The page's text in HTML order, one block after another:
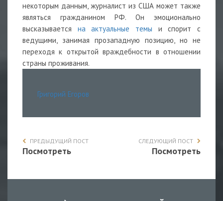
некоторым данным, журналист из США может также
являться гражданином РФ. Он эмоционально
высказывается
на актуальные темы
и спорит с
ведущими, занимая прозападную позицию, но не
переходя к открытой враждебности в отношении
страны проживания.
Григорий Егоров
ПРЕДЫДУЩИЙ ПОСТ
Посмотреть
СЛЕДУЮЩИЙ ПОСТ
Посмотреть